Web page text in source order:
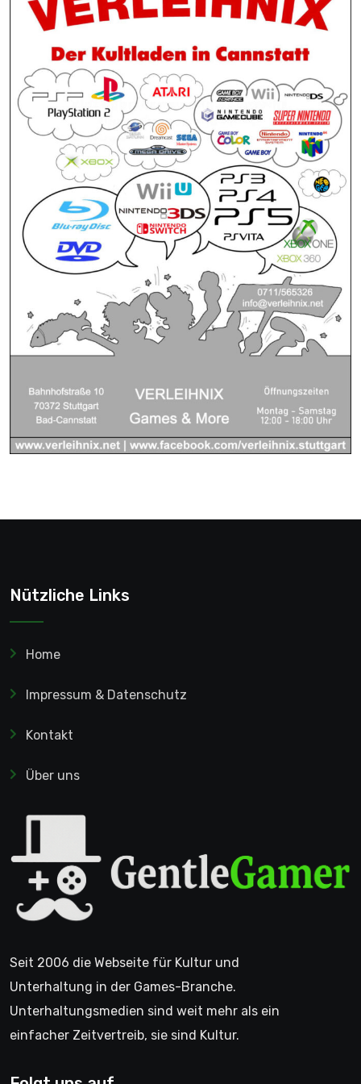
Nützliche Links
Home
Impressum & Datenschutz
Kontakt
Über uns
Seit 2006 die Webseite für Kultur und
Unterhaltung in der Games-Branche.
Unterhaltungsmedien sind weit mehr als ein
einfacher Zeitvertreib, sie sind Kultur.